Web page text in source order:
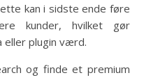
kan i sidste ende føre
kunder, hvilket gør
eller plugin værd.
og finde et premium